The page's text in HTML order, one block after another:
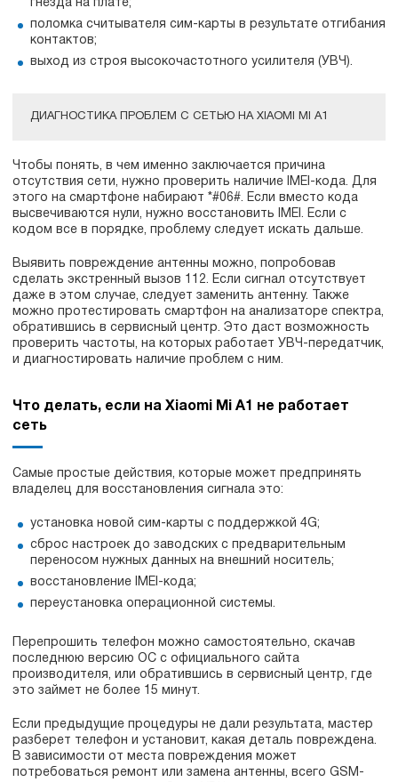
гнезда на плате;
поломка считывателя сим-карты в результате отгибания
контактов;
выход из строя высокочастотного усилителя (УВЧ).
ДИАГНОСТИКА ПРОБЛЕМ С СЕТЬЮ НА XIAOMI MI A1
Чтобы понять, в чем именно заключается причина
отсутствия сети, нужно проверить наличие IMEI-кода. Для
этого на смартфоне набирают *#06#. Если вместо кода
высвечиваются нули, нужно восстановить IMEI. Если с
кодом все в порядке, проблему следует искать дальше.
Выявить повреждение антенны можно, попробовав
сделать экстренный вызов 112. Если сигнал отсутствует
даже в этом случае, следует заменить антенну. Также
можно протестировать смартфон на анализаторе спектра,
обратившись в сервисный центр. Это даст возможность
проверить частоты, на которых работает УВЧ-передатчик,
и диагностировать наличие проблем с ним.
Что делать, если на Xiaomi Mi A1 не работает
сеть
Самые простые действия, которые может предпринять
владелец для восстановления сигнала это:
установка новой сим-карты с поддержкой 4G;
сброс настроек до заводских c предварительным
переносом нужных данных на внешний носитель;
восстановление IMEI-кода;
переустановка операционной системы.
Перепрошить телефон можно самостоятельно, скачав
последнюю версию ОС с официального сайта
производителя, или обратившись в сервисный центр, где
это займет не более 15 минут.
Если предыдущие процедуры не дали результата, мастер
разберет телефон и установит, какая деталь повреждена.
В зависимости от места повреждения может
потребоваться ремонт или замена антенны, всего GSM-